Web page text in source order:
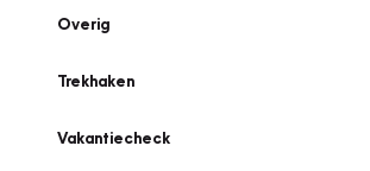
Overig
Trekhaken
Vakantiecheck